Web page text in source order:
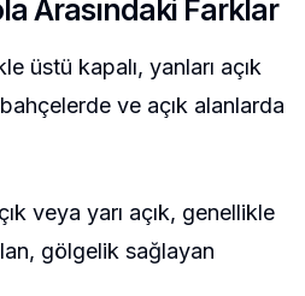
Arasındaki Farklar
üstü kapalı, yanları açık
ve açık alanlarda
veya yarı açık, genellikle
gölgelik sağlayan